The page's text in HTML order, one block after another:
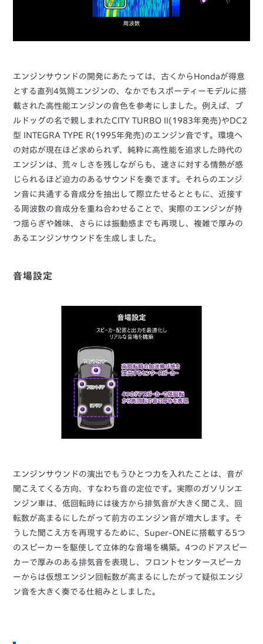
エンジンサウンドの開発にあたっては、古くからHondaが得意
とする直列4気筒エンジンの、なかでもスポーティーモデルに搭
載された高性能エンジンの音色を参考にしました。例えば、ブ
ルドッグの名で親しまれたCITY TURBO II(1983年発売)やDC2
型 INTEGRA TYPE R(1995年発売)のエンジン音です。環境へ
の対応が現在ほど求められず、純粋に高性能を追求した時代の
エンジンは、荒々しさを残しながらも、速さに対する情熱が感
じられるほど迫力のあるサウンドを奏でます。それらのエンジ
ン音に共通する音成分を抽出して際立たせるとともに、近接す
る周波数の音成分を重ね合わせることで、実際のエンジンが持
つ揺らぎや雑味、さらには振動感までも再現し、複雑で厚みの
あるエンジンサウンドを生成しました。
音場設定
エンジンサウンドの演出でもうひとつ力を入れたことは、音が
聞こえてくる方向、すなわち音の定位です。実際のガソリンエ
ンジン車は、低回転時には後方から排気音が大きく聞こえ、回
転数が高まるにしたがって前方のエンジン音が増大します。そ
うした聞こえ方を再現するために、Super-ONEに搭載する5つ
のスピーカーを駆使して立体的な音場を構築。4つのドアスピー
カーで厚みのある排気音を表現し、フロントセンタースピーカ
ーからは仮想エンジン回転数が高まるにしたがって疑似エンジ
ン音を大きく奏でる仕組みとしました。